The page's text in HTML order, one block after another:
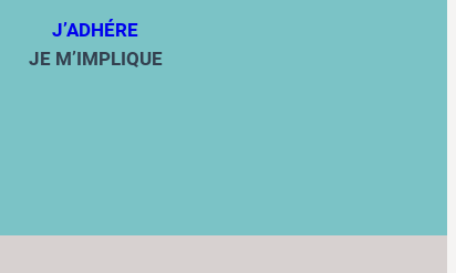
J’ADHÉRE
JE M’IMPLIQUE